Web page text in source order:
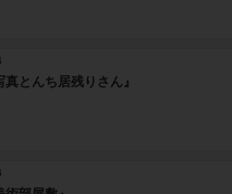
真とんち居残りさん』